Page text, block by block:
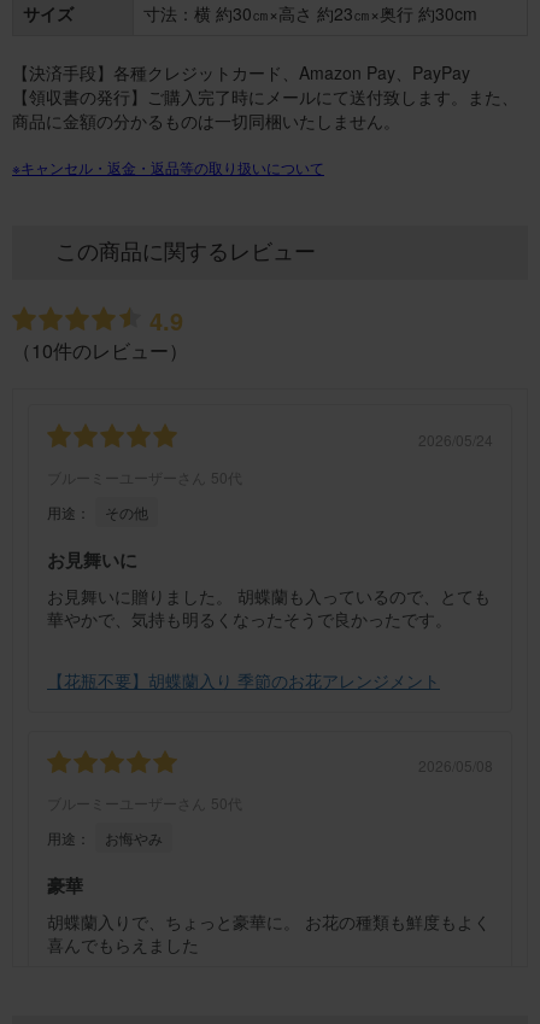
サイズ
寸法：横 約30㎝×高さ 約23㎝×奥行 約30cm
【決済手段】各種クレジットカード、Amazon Pay、PayPay
【領収書の発行】ご購入完了時にメールにて送付致します。また、
商品に金額の分かるものは一切同梱いたしません。
※キャンセル・返金・返品等の取り扱いについて
この商品に関するレビュー
4.9
（10件のレビュー）
2026/05/24
ブルーミーユーザーさん
50代
用途：
その他
お見舞いに
お見舞いに贈りました。 胡蝶蘭も入っているので、とても
華やかで、気持も明るくなったそうで良かったです。
【花瓶不要】胡蝶蘭入り 季節のお花アレンジメント
2026/05/08
ブルーミーユーザーさん
50代
用途：
お悔やみ
豪華
胡蝶蘭入りで、ちょっと豪華に。 お花の種類も鮮度もよく
喜んでもらえました